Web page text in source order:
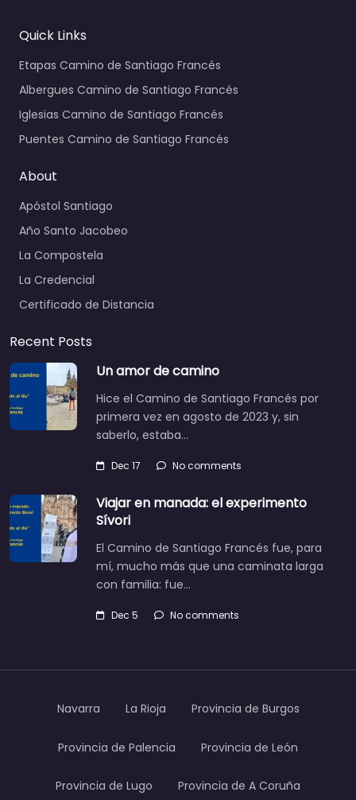
Quick Links
Etapas Camino de Santiago Francés
Albergues Camino de Santiago Francés
Iglesias Camino de Santiago Francés
Puentes Camino de Santiago Francés
About
Apóstol Santiago
Año Santo Jacobeo
La Compostela
La Credencial
Certificado de Distancia
Recent Posts
Un amor de camino
Hice el Camino de Santiago Francés por
primera vez en agosto de 2023 y, sin
saberlo, estaba…
Dec 17 No comments
Viajar en manada: el experimento
Sívori
El Camino de Santiago Francés fue, para
mí, mucho más que una caminata larga
con familia: fue…
Dec 5 No comments
Navarra La Rioja Provincia de Burgos
Provincia de Palencia Provincia de León
Provincia de Lugo Provincia de A Coruña